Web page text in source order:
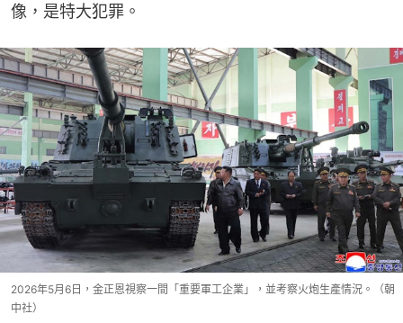
像，是特大犯罪。
2026年5月6日，金正恩視察一間「重要軍工企業」，並考察火炮生產情況。（朝
中社）